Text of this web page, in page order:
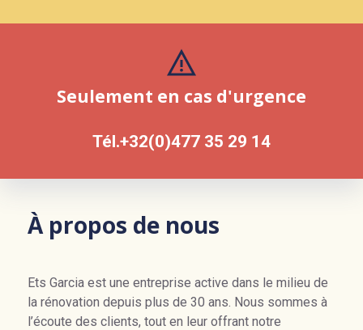
Seulement en cas d'urgence
Tél.+32(0)477 35 29 14
À propos de nous
Ets Garcia est une entreprise active dans le milieu de
la rénovation depuis plus de 30 ans. Nous sommes à
l’écoute des clients, tout en leur offrant notre